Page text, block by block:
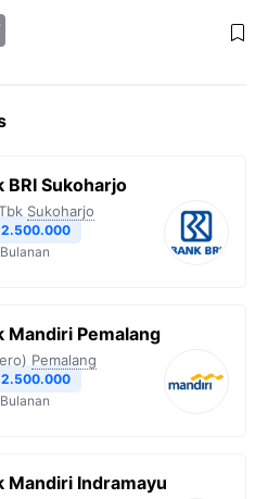
y
n
k
BRI Sukoharjo
Sukoharjo
2.500.000
Bulanan
Mandiri Pemalang
Pemalang
2.500.000
Bulanan
Mandiri Indramayu